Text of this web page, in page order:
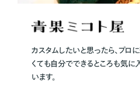
カスタムしたいと思ったら、プロ
くても自分でできるところも気に
います。